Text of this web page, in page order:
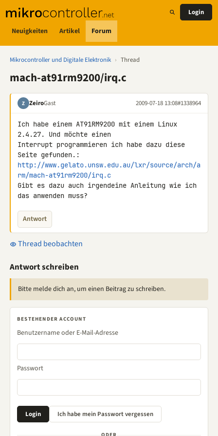
Neuigkeiten Artikel Forum
Login
Mikrocontroller und Digitale Elektronik › Thread
mach-at91rm9200/irq.c
Z ZeiroGast 2009-07-18 13:08#1338964
Ich habe einem AT91RM9200 mit einem Linux
2.4.27. Und möchte einen
Interrupt programmieren ich habe dazu diese
http://www.gelato.unsw.edu.au/lxr/source/arch/a
rm/mach-at91rm9200/irq.c
Gibt es dazu auch irgendeine Anleitung wie ich
das anwenden muss?
Antwort
Thread beobachten
Antwort schreiben
Bitte melde dich an, um einen Beitrag zu schreiben.
BESTEHENDER ACCOUNT
Benutzername oder E-Mail-Adresse
Passwort